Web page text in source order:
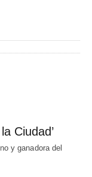
Ciudad’
y ganadora del